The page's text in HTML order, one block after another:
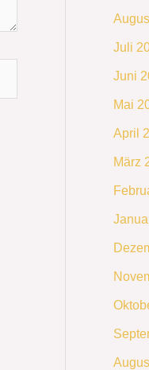
Juli
Juni
Mai
April
März